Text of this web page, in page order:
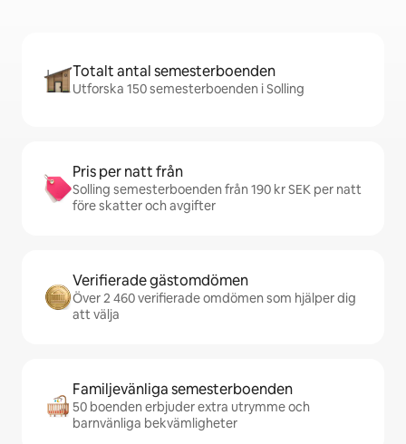
Totalt antal semesterboenden
Utforska 150 semesterboenden i Solling
Pris per natt från
Solling semesterboenden från 190 kr SEK per natt
före skatter och avgifter
Verifierade gästomdömen
Över 2 460 verifierade omdömen som hjälper dig
att välja
Familjevänliga semesterboenden
50 boenden erbjuder extra utrymme och
barnvänliga bekvämligheter